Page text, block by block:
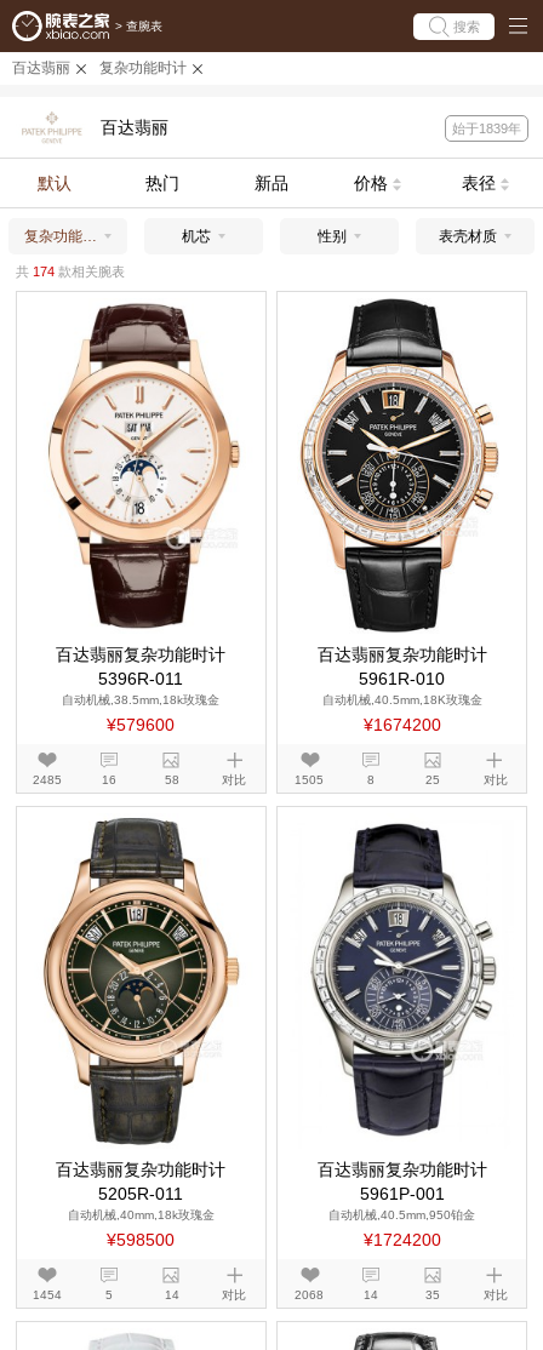
> 查腕表 搜索
百达翡丽 复杂功能时计
百达翡丽 始于1839年
默认 热门 新品 价格 表径
复杂功能时计 机芯 性别 表壳材质
共 174款相关腕表
百达翡丽复杂功能时计
5396R-011
自动机械,38.5mm,18k玫瑰金
¥579600
2485 16 58 对比
百达翡丽复杂功能时计
5961R-010
自动机械,40.5mm,18K玫瑰金
¥1674200
1505 8 25 对比
百达翡丽复杂功能时计
5205R-011
自动机械,40mm,18k玫瑰金
¥598500
1454 5 14 对比
百达翡丽复杂功能时计
5961P-001
自动机械,40.5mm,950铂金
¥1724200
2068 14 35 对比